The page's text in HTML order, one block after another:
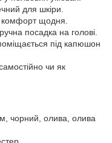
для шкіри.
щодня.
посадка на голові.
під капюшон
чи як
чорний, олива, олива